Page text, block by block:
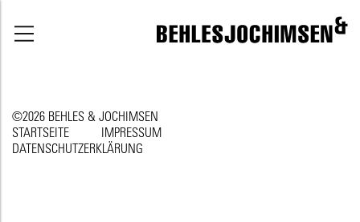
©2026 BEHLES & JOCHIMSEN
STARTSEITE
IMPRESSUM
DATENSCHUTZERKLÄRUNG